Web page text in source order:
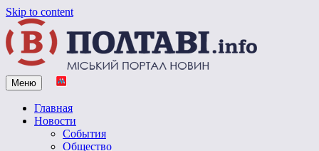
Skip to content
Vpoltave.info
Полтавский портал новостей
Меню
Главная
Новости
События
Общество